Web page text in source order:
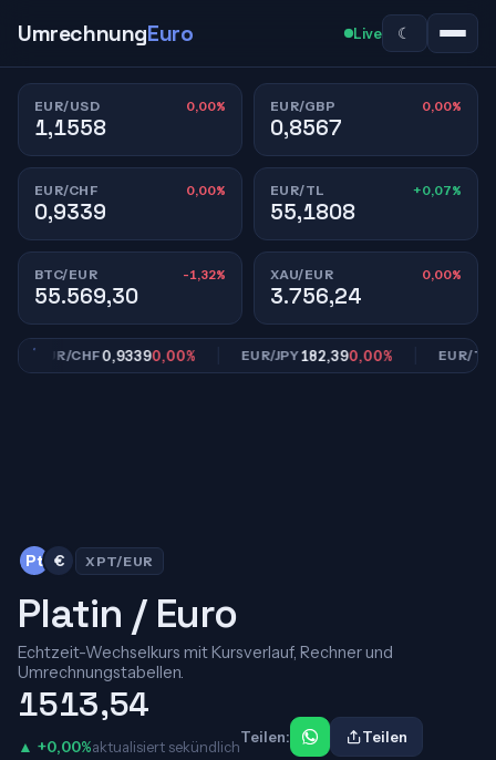
UmrechnungEuro Live ☾
EUR/USD 0,00%
1,1558
EUR/GBP 0,00%
0,8567
EUR/CHF 0,00%
0,9339
EUR/TL +0,07%
55,1808
BTC/EUR -1,32%
55.569,30
XAU/EUR 0,00%
3.756,24
EUR/CHF0,93390,00% EUR/JPY182,390,00% EUR/TL
Pt € XPT/EUR
Platin / Euro
Echtzeit-Wechselkurs mit Kursverlauf, Rechner und
Umrechnungstabellen.
1513,54
▲ +0,00%aktualisiert sekündlich
Teilen: Teilen